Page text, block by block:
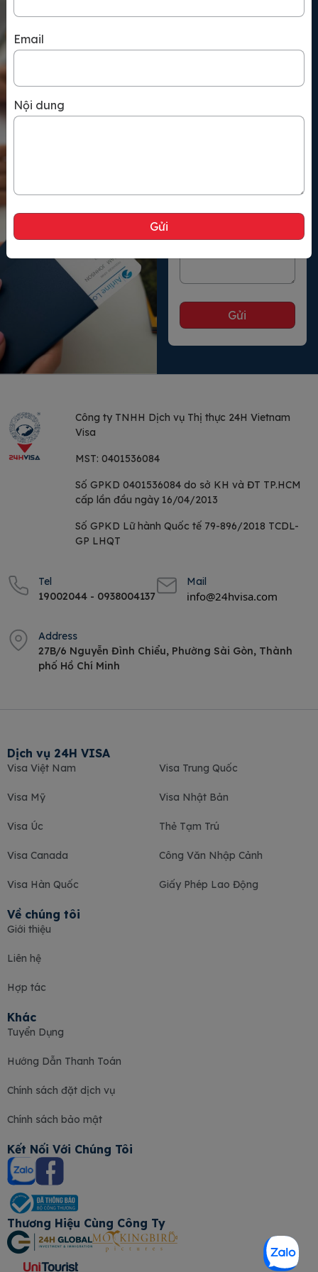
tại Canada […]
Email
Nội dung
Công ty TNHH Dịch vụ Thị thực 24H Vietnam
Visa
MST: 0401536084
Số GPKD 0401536084 do sở KH và ĐT TP.HCM
cấp lần đầu ngày 16/04/2013
Số GPKD Lữ hành Quốc tế 79-896/2018 TCDL-
GP LHQT
Tel
19002044 - 0938004137
Mail
info@24hvisa.com
Address
27B/6 Nguyễn Đình Chiểu, Phường Sài Gòn, Thành
phố Hồ Chí Minh
Về chúng tôi
Giới thiệu
Liên hệ
Hợp tác
Dịch vụ 24H VISA
Visa Việt Nam
Visa Mỹ
Visa Úc
Visa Canada
Visa Hàn Quốc
Visa Trung Quốc
Visa Nhật Bản
Thẻ Tạm Trú
Công Văn Nhập Cảnh
Giấy Phép Lao Động
Khác
Tuyển Dụng
Hướng Dẫn Thanh Toán
Chính sách đặt dịch vụ
Chính sách bảo mật
Kết Nối Với Chúng Tôi
Thương Hiệu Cùng Công Ty